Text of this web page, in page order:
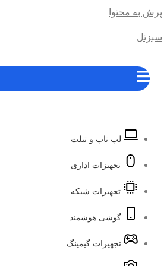
پرش به محتوا
سبزتل
لپ تاپ و تبلت
تجهیزات اداری
تجهیزات شبکه
گوشی هوشمند
تجهیزات گیمینگ